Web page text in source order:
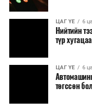
ЦАГ ҮЕ 6
Нийтийн
түр
ЦАГ ҮЕ 6
төгссөн